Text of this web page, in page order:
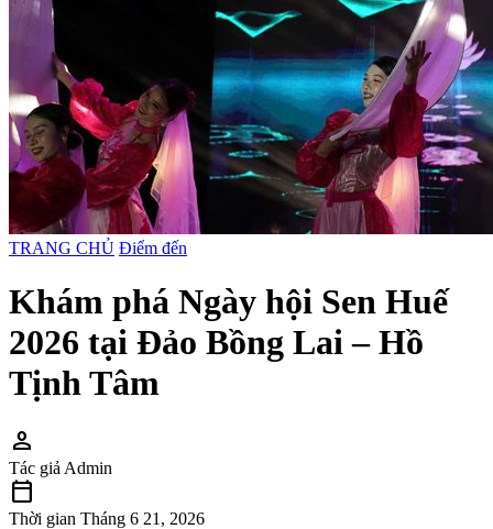
TRANG CHỦ Điểm đến
Khám phá Ngày hội Sen Huế
2026 tại Đảo Bồng Lai – Hồ
Tịnh Tâm
person
Tác giả Admin
calendar_today
Thời gian Tháng 6 21, 2026